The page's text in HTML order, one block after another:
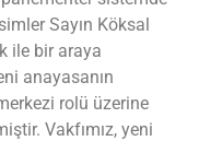
Sayın Köksal
ile bir araya
anayasanın
rolü üzerine
Vakfımız, yeni